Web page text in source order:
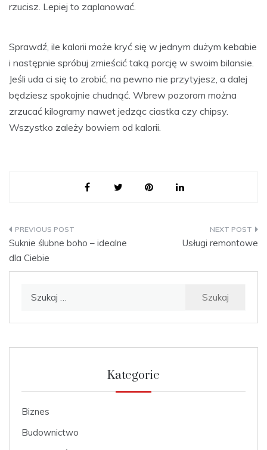
rzucisz. Lepiej to zaplanować.
Sprawdź, ile kalorii może kryć się w jednym dużym kebabie
i następnie spróbuj zmieścić taką porcję w swoim bilansie.
Jeśli uda ci się to zrobić, na pewno nie przytyjesz, a dalej
będziesz spokojnie chudnąć. Wbrew pozorom można
zrzucać kilogramy nawet jedząc ciastka czy chipsy.
Wszystko zależy bowiem od kalorii.
Nawigacja
wpisu
Suknie ślubne boho – idealne
dla Ciebie
Usługi remontowe
Kategorie
Biznes
Budownictwo